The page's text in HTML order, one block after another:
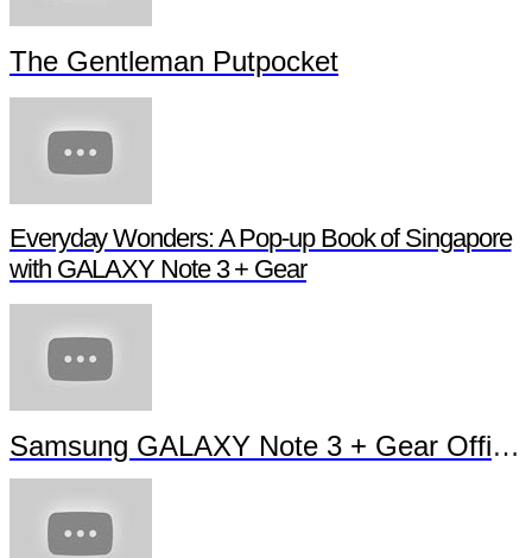
The Gentleman Putpocket
Everyday Wonders: A Pop-up Book of Singapore
with GALAXY Note 3 + Gear
Samsung GALAXY Note 3 + Gear Official TVC